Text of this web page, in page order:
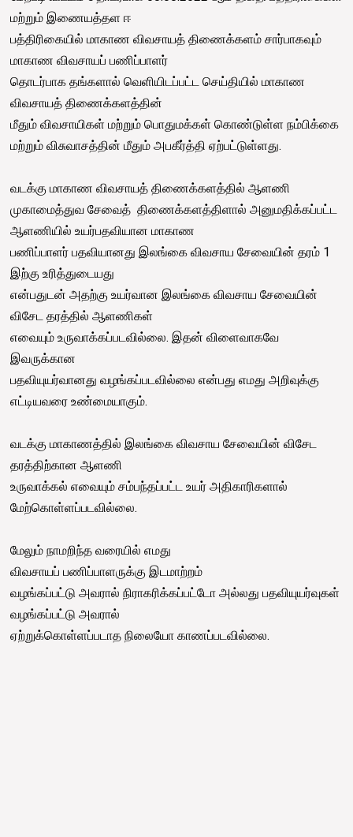
மற்றும் இணையத்தள ஈ
பத்திரிகையில் மாகாண விவசாயத் திணைக்களம் சார்பாகவும்
மாகாண விவசாயப் பணிப்பாளர்
தொடர்பாக தங்களால் வெளியிடப்பட்ட செய்தியில் மாகாண
விவசாயத் திணைக்களத்தின்
மீதும் விவசாயிகள் மற்றும் பொதுமக்கள் கொண்டுள்ள நம்பிக்கை
மற்றும் விசுவாசத்தின் மீதும் அபகீர்த்தி ஏற்பட்டுள்ளது.
வடக்கு மாகாண விவசாயத் திணைக்களத்தில் ஆளணி
முகாமைத்துவ சேவைத் திணைக்களத்திளால் அனுமதிக்கப்பட்ட
ஆளணியில் உயர்பதவியான மாகாண
பணிப்பாளர் பதவியானது இலங்கை விவசாய சேவையின் தரம் 1
இற்கு உரித்துடையது
என்பதுடன் அதற்கு உயர்வான இலங்கை விவசாய சேவையின்
விசேட தரத்தில் ஆளணிகள்
எவையும் உருவாக்கப்படவில்லை. இதன் விளைவாகவே
இவருக்கான
பதவியுயர்வானது வழங்கப்படவில்லை என்பது எமது அறிவுக்கு
எட்டியவரை உண்மையாகும்.
வடக்கு மாகாணத்தில் இலங்கை விவசாய சேவையின் விசேட
தரத்திற்கான ஆளணி
உருவாக்கல் எவையும் சம்பந்தப்பட்ட உயர் அதிகாரிகளால்
மேற்கொள்ளப்படவில்லை.
மேலும் நாமறிந்த வரையில் எமது
விவசாயப் பணிப்பாளருக்கு இடமாற்றம்
வழங்கப்பட்டு அவரால் நிராகரிக்கப்பட்டோ அல்லது பதவியுயர்வுகள்
வழங்கப்பட்டு அவரால்
ஏற்றுக்கொள்ளப்படாத நிலையோ காணப்படவில்லை.